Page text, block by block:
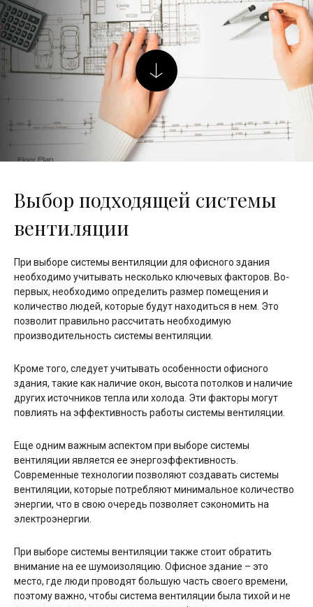
Выбор подходящей системы
вентиляции
При выборе системы вентиляции для офисного здания
необходимо учитывать несколько ключевых факторов. Во-
первых, необходимо определить размер помещения и
количество людей, которые будут находиться в нем. Это
позволит правильно рассчитать необходимую
производительность системы вентиляции.
Кроме того, следует учитывать особенности офисного
здания, такие как наличие окон, высота потолков и наличие
других источников тепла или холода. Эти факторы могут
повлиять на эффективность работы системы вентиляции.
Еще одним важным аспектом при выборе системы
вентиляции является ее энергоэффективность.
Современные технологии позволяют создавать системы
вентиляции, которые потребляют минимальное количество
энергии, что в свою очередь позволяет сэкономить на
электроэнергии.
При выборе системы вентиляции также стоит обратить
внимание на ее шумоизоляцию. Офисное здание – это
место, где люди проводят большую часть своего времени,
поэтому важно, чтобы система вентиляции была тихой и не